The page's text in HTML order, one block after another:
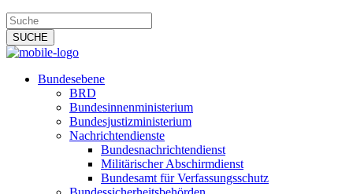
Bundesebene
BRD
Bundesinnenministerium
Bundesjustizministerium
Nachrichtendienste
Bundesnachrichtendienst
Militärischer Abschirmdienst
Bundesamt für Verfassungsschutz